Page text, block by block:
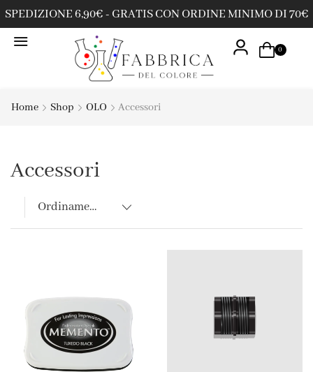
SPEDIZIONE 6,90€ - GRATIS CON ORDINE MINIMO DI 70€
0
Home Shop OLO Accessori
Accessori